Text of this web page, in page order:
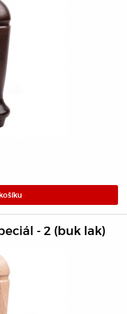
- 2 (buk lak)